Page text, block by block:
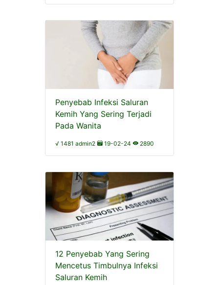
Penyebab Infeksi Saluran
Kemih Yang Sering Terjadi
Pada Wanita
√ 1481 admin2 19-02-24 2890
12 Penyebab Yang Sering
Mencetus Timbulnya Infeksi
Saluran Kemih